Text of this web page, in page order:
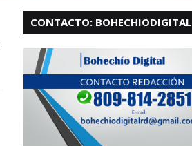
CONTACTO: BOHECHIODIGITAL